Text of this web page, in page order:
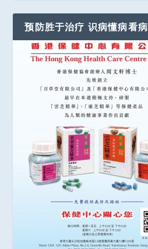
预防胜于治疗 识病懂病看病